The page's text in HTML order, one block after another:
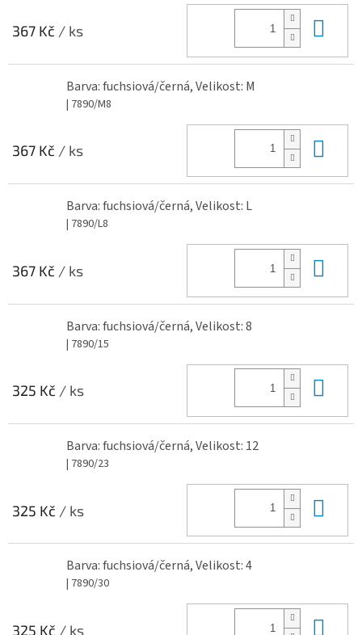
367 Kč / ks
Barva: fuchsiová/černá, Velikost: M
| 7890/M8
367 Kč / ks
Barva: fuchsiová/černá, Velikost: L
| 7890/L8
367 Kč / ks
Barva: fuchsiová/černá, Velikost: 8
| 7890/15
325 Kč / ks
Barva: fuchsiová/černá, Velikost: 12
| 7890/23
325 Kč / ks
Barva: fuchsiová/černá, Velikost: 4
| 7890/30
325 Kč / ks